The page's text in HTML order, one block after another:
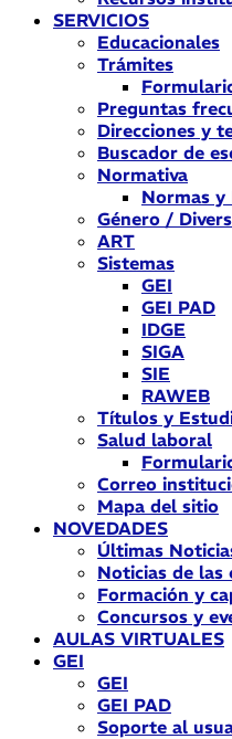
SERVICIOS
Educacionales
Trámites
Preguntas
Direcciones y
Buscador de
Normativa
Normas y
Género /
ART
Sistemas
GEI
GEI PAD
IDGE
SIGA
SIE
RAWEB
Títulos y
Salud laboral
Correo
Mapa del sitio
NOVEDADES
Últimas
Noticias de las
Formación y
Concursos y
AULAS VIRTUALES
GEI
GEI
GEI PAD
Soporte al